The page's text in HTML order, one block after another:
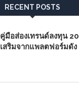
RECENT POSTS
คู่มือส่องเทรนด์ลงทุน
เสริมจากแพลตฟอร์มดัง